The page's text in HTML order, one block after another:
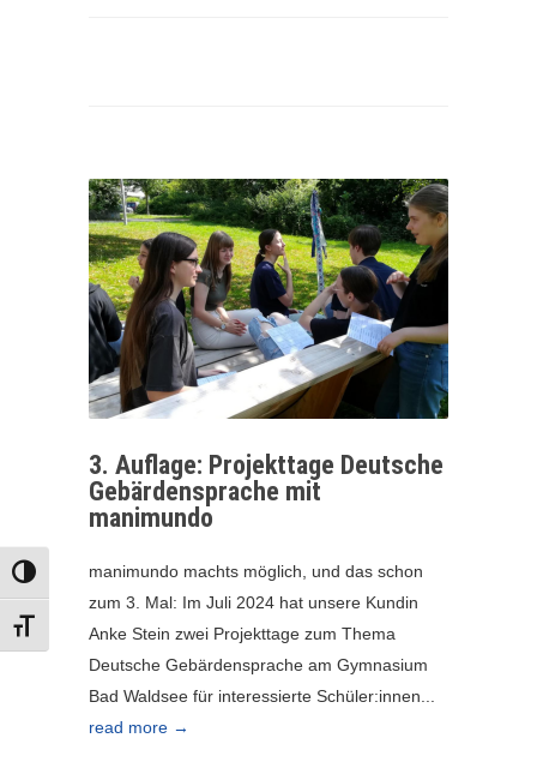
UMSCHALTEN AUF HOHE KONTRASTE
SCHRIFT VERGRÖSSERN
3. Auflage: Projekttage Deutsche
Gebärdensprache mit
manimundo
manimundo machts möglich, und das schon
zum 3. Mal: Im Juli 2024 hat unsere Kundin
Anke Stein zwei Projekttage zum Thema
Deutsche Gebärdensprache am Gymnasium
Bad Waldsee für interessierte Schüler:innen...
read more →